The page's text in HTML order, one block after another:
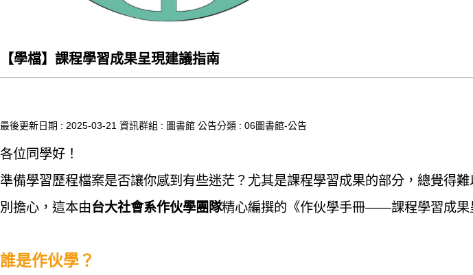
【學檔】課程學習成果呈現建議指南
最後更新日期 : 2025-03-21 資訊群組 : 圖書館 公告分類 : 06圖書館-公告
各位同學好！
準備學習歷程檔案是否讓你感到有些迷茫？尤其是課程學習成果的部分，總覺得難
別擔心，這本由台大社會系作伙學團隊精心編撰的《作伙學手冊——課程學習成果
誰是作伙學？